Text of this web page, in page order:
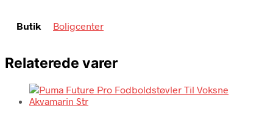
Butik Boligcenter
Relaterede varer